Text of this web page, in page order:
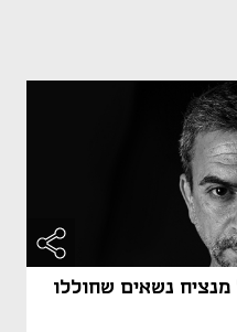
נשאים שחוללו